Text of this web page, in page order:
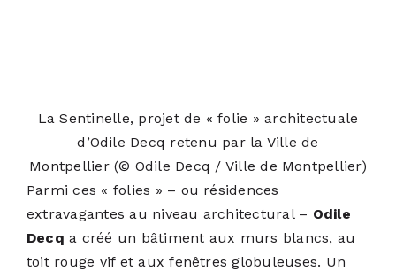
La Sentinelle, projet de « folie » architectuale
d’Odile Decq retenu par la Ville de
Montpellier (© Odile Decq / Ville de Montpellier)
Parmi ces « folies » – ou résidences
extravagantes au niveau architectural – Odile
Decqa créé un bâtiment aux murs blancs, au
toit rouge vif et aux fenêtres globuleuses. Un